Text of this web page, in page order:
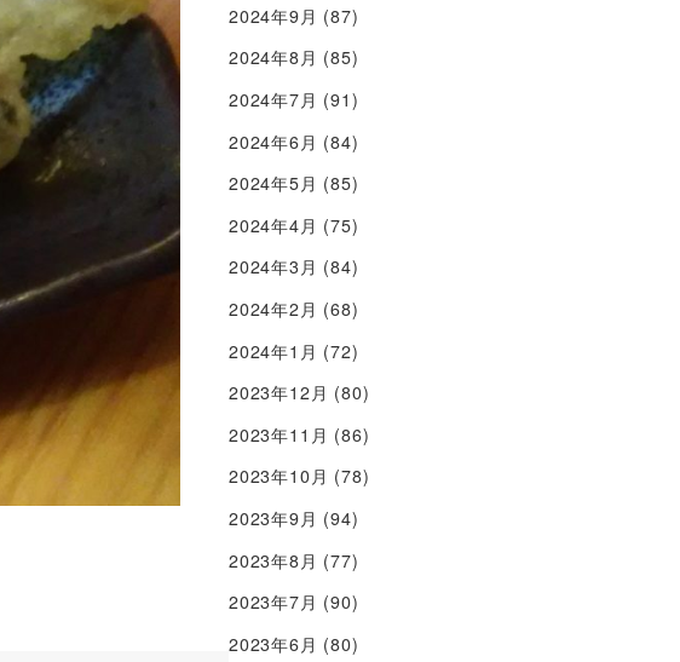
2024年9月 (87)
2024年8月 (85)
2024年7月 (91)
2024年6月 (84)
2024年5月 (85)
2024年4月 (75)
2024年3月 (84)
2024年2月 (68)
2024年1月 (72)
2023年12月 (80)
2023年11月 (86)
2023年10月 (78)
2023年9月 (94)
2023年8月 (77)
2023年7月 (90)
2023年6月 (80)